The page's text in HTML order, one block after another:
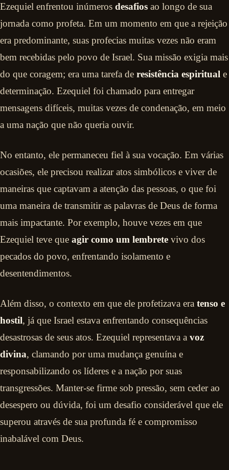
Ezequiel enfrentou inúmeros desafios ao longo de sua
jornada como profeta. Em um momento em que a rejeição
era predominante, suas profecias muitas vezes não eram
bem recebidas pelo povo de Israel. Sua missão exigia mais
do que coragem; era uma tarefa de resistência espiritual e
determinação. Ezequiel foi chamado para entregar
mensagens difíceis, muitas vezes de condenação, em meio
a uma nação que não queria ouvir.
No entanto, ele permaneceu fiel à sua vocação. Em várias
ocasiões, ele precisou realizar atos simbólicos e viver de
maneiras que captavam a atenção das pessoas, o que foi
uma maneira de transmitir as palavras de Deus de forma
mais impactante. Por exemplo, houve vezes em que
Ezequiel teve que agir como um lembrete vivo dos
pecados do povo, enfrentando isolamento e
desentendimentos.
Além disso, o contexto em que ele profetizava era tenso e
hostil, já que Israel estava enfrentando consequências
desastrosas de seus atos. Ezequiel representava a voz
divina, clamando por uma mudança genuína e
responsabilizando os líderes e a nação por suas
transgressões. Manter-se firme sob pressão, sem ceder ao
desespero ou dúvida, foi um desafio considerável que ele
superou através de sua profunda fé e compromisso
inabalável com Deus.